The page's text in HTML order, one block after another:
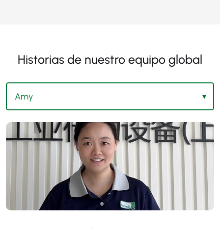
Historias de nuestro equipo global